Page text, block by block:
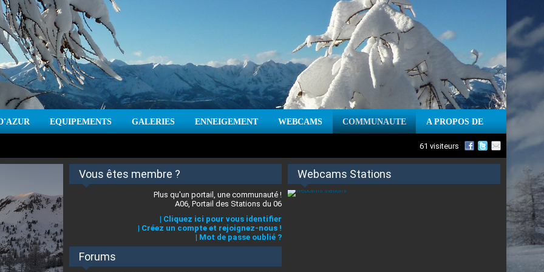
EQUIPEMENTS GALERIES ENNEIGEMENT WEBCAMS COMMUNAUTE A PROPOS DE
°C |Prévisions météo pour les jours à venir
des Alpes-Maritimes
61 visiteurs
Vous êtes membre ?
Plus qu'un portail, une communauté !
A06, Portail des Stations du 06
| Cliquez ici pour vous identifier
| Créez un compte et rejoignez-nous !
| Mot de passe oublié ?
Forums
Webcams Stations